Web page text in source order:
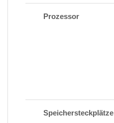
Prozessor
Speichersteckplätze